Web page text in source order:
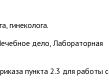
гинеколога.
дело, Лабораторная
пункта 2.3 для работы с